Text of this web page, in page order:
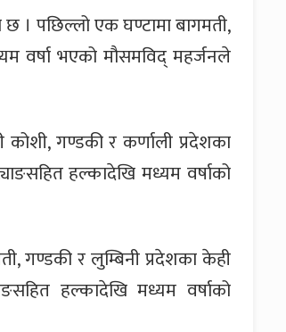
। पछिल्लो एक घण्टामा बागमती,
वर्षा भएको मौसमविद् महर्जनले
गण्डकी र कर्णाली प्रदेशका
हल्कादेखि मध्यम वर्षाको
गण्डकी र लुम्बिनी प्रदेशका केही
हल्कादेखि मध्यम वर्षाको